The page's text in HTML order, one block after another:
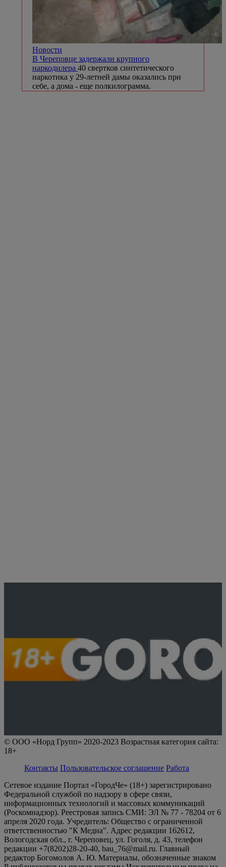
Новости
В Череповце задержали крупного
наркодилера 40 свертков синтетического
наркотика у 29-летней дамы оказались при
себе, а дома - еще полкилограмма.
© ООО «Норд Групп» 2020-2023 Возрастная категория сайта:
18+
Контакты Пользовательское соглашение Работа
Сетевое издание Портал «ГородЧе» (18+) зарегистрировано
Федеральной службой по надзору в сфере связи,
информационных технологий и массовых коммуникаций
(Роскомнадзор). Реестровая запись СМИ: ЭЛ № 77 - 78204 от 6
апреля 2020 года. Учредитель: Общество с ограниченной
ответственностью "К Медиа". Адрес редакции 162612,
Вологодская обл., г. Череповец, ул. Гоголя, д. 43, телефон
редакции +7(8202)28-20-40, bau_76@mail.ru. Главный
редактор Богомолов А. Ю. Материалы, обозначенные знаком